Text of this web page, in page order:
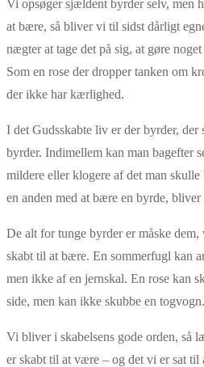
Vi opsøger sjældent byrder selv, men
at bære, så bliver vi til sidst dårligt
nægter at tage det på sig, at gøre
Som en rose der dropper tanken om
der ikke har kærlighed.
I det Gudsskabte liv er der byrder, der
byrder. Indimellem kan man bagefter
mildere eller klogere af det man
en anden med at bære en byrde, bliver
De alt for tunge byrder er måske
skabt til at bære. En sommerfugl kan
men ikke af en jernskal. En rose kan
side, men kan ikke skubbe en togvogn.
Vi bliver i skabelsens gode orden, så
er skabt til at være – og det vi er sat